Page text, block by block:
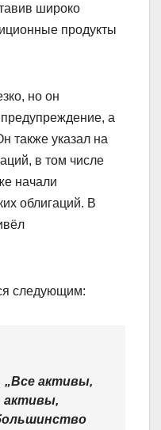
широко
продукты
но он
предупреждение, а
также указал на
в том числе
начали
облигаций. В
следующим:
„Все активы,
активы,